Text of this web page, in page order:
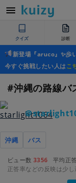
クイズ 診断
新登場『aruco』✨歩
今すぐ挑戦したい人はこ
#沖縄の路線バ
＠
沖縄 バス
ビュー数 3356 平均正
正答率などの反映は少し